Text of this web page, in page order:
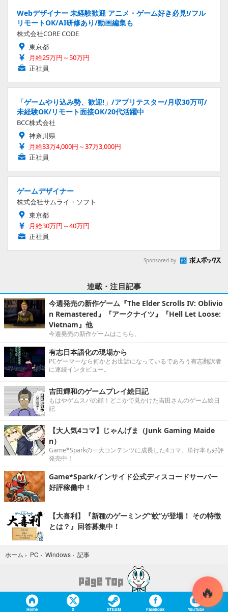
Webデザイナー 未経験歓迎 アニメ・ゲーム好き必見!/フル
リモートOK/AI研修あり/動画編集も
株式会社CORE CODE
東京都
月給25万円～50万円
正社員
「ゲームやり込み勢、歓迎!」/アプリテスター/月収30万可/
未経験OK/リモート面接OK/20代活躍中
BCC株式会社
神奈川県
月給33万4,000円～37万3,000円
正社員
ゲームデザイナー
株式会社サムライ・ソフト
東京都
月給30万円～40万円
正社員
Sponsored by
連載・注目記事
今週発売の新作ゲーム『The Elder Scrolls IV: Oblivio
n Remastered』『アークナイツ』『Hell Let Loose:
Vietnam』他
今週発売の新作ゲームはこちら。
有志日本語化の現場から
PCゲーマーなら何かとお世話になっているであろう有志翻訳者
に連続インタビュー。
吉田輝和のゲームプレイ絵日記
もはやゲムスパの顔！どこかで見かけた吉田さんのゲーム絵日
記
【大人気4コマ】じゃんげま（Junk Gaming Maide
n）
Game*Sparkの一大コンテンツに成長した4コマ。単行本も好評
発売中！
Game*Spark/インサイド公式ディスコードサーバー
好評稼働中！
【大喜利】『新種のゲーミング“蚊”が登場！ その特徴
とは？』回答募集中！
ホーム › PC › Windows › 記事
Home X STEAM Facebook YouTube